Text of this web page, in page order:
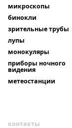
микроскопы
бинокли
зрительные трубы
лупы
монокуляры
приборы ночного
видения
метеостанции
контакты